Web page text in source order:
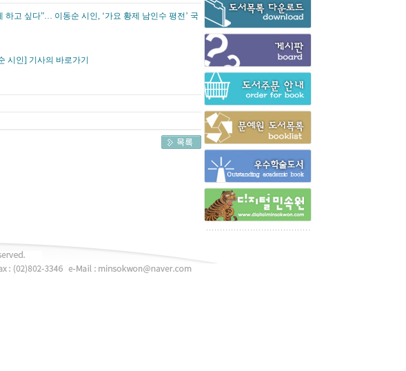
하고 싶다”… 이동순 시인, ‘가요 황제 남인수 평전’ 국
시인] 기사의 바로가기